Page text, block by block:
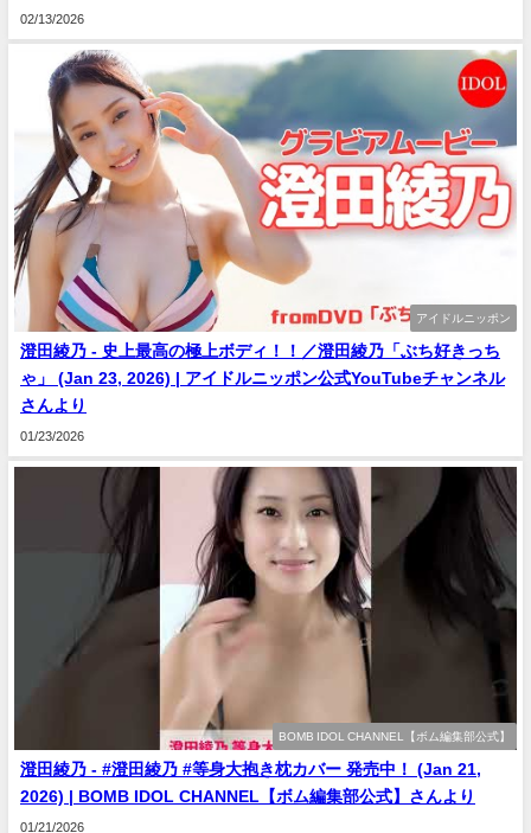
02/13/2026
アイドルニッポン
澄田綾乃 - 史上最高の極上ボディ！！／澄田綾乃「ぶち好きっち
ゃ」 (Jan 23, 2026) | アイドルニッポン公式YouTubeチャンネル
さんより
01/23/2026
BOMB IDOL CHANNEL【ボム編集部公式】
澄田綾乃 - #澄田綾乃 #等身大抱き枕カバー 発売中！ (Jan 21,
2026) | BOMB IDOL CHANNEL【ボム編集部公式】さんより
01/21/2026